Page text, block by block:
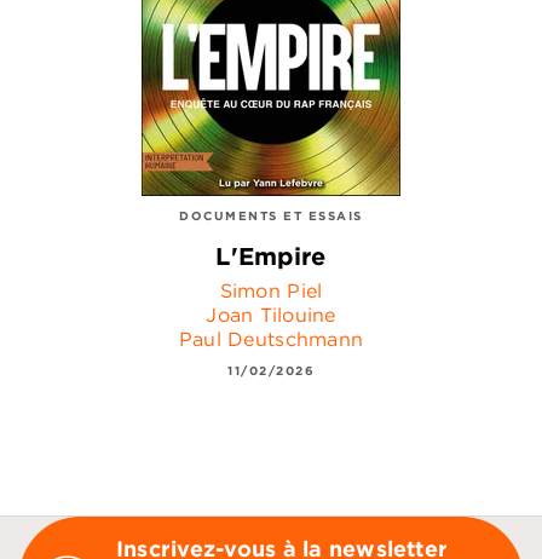
DOCUMENTS ET ESSAIS
L'Empire
Simon Piel
Joan Tilouine
Paul Deutschmann
11/02/2026
Inscrivez-vous à la newsletter